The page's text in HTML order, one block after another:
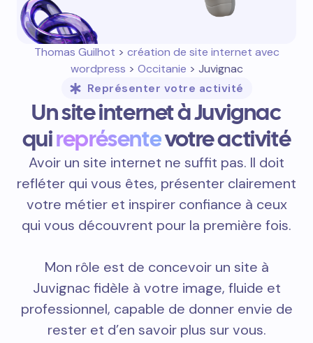
Thomas Guilhot > création de site internet avec
wordpress > Occitanie > Juvignac
Représenter votre activité
Un site internet à Juvignac
quireprésentevotre activité
Avoir un site internet ne suffit pas. Il doit
refléter qui vous êtes, présenter clairement
votre métier et inspirer confiance à ceux
qui vous découvrent pour la première fois.
Mon rôle est de concevoir un site à
Juvignac fidèle à votre image, fluide et
professionnel, capable de donner envie de
rester et d’en savoir plus sur vous.